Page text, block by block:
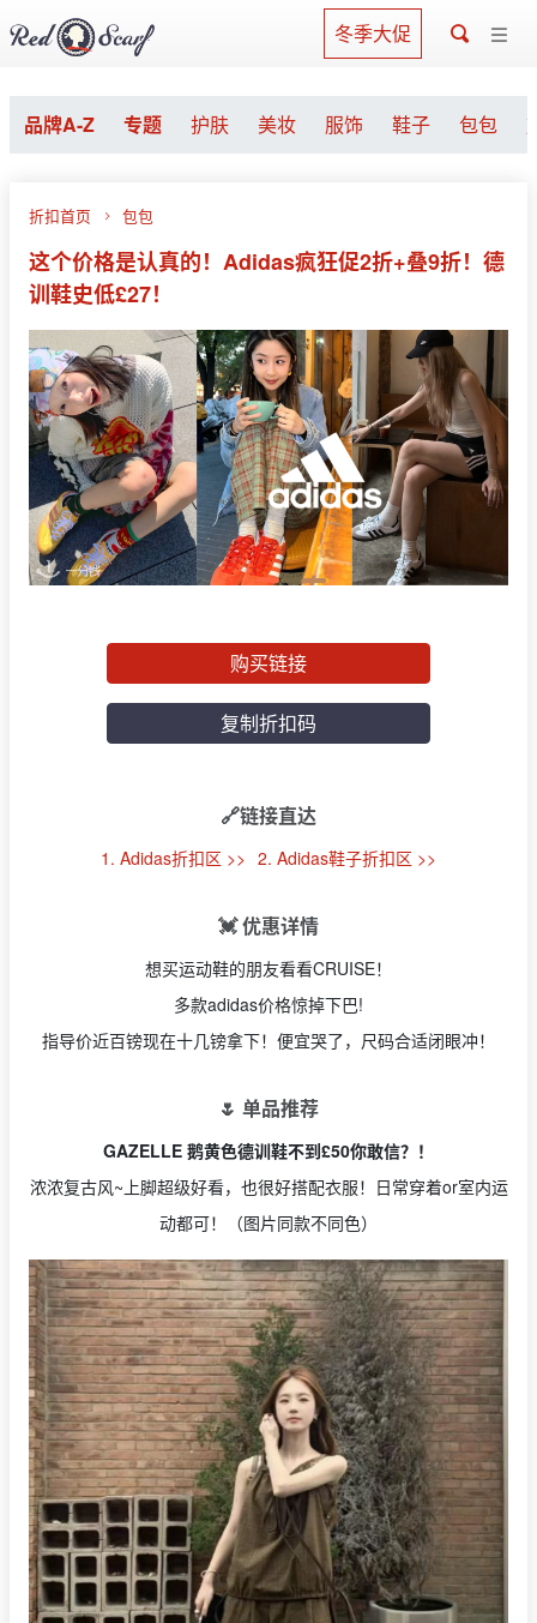
冬季大促
品牌A-Z 专题 护肤 美妆 服饰 鞋子 包包
折扣首页 包包
这个价格是认真的！Adidas疯狂促2折+叠9折！德
训鞋史低£27！
购买链接
复制折扣码
🔗链接直达
1. Adidas折扣区 >> 2. Adidas鞋子折扣区 >>
💓 优惠详情
想买运动鞋的朋友看看CRUISE！
多款adidas价格惊掉下巴!
指导价近百镑现在十几镑拿下！便宜哭了，尺码合适闭眼冲！
🌷 单品推荐
GAZELLE 鹅黄色德训鞋不到£50你敢信？！
浓浓复古风~上脚超级好看，也很好搭配衣服！日常穿着or室内运
动都可！（图片同款不同色）